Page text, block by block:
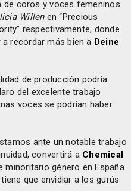
de coros y voces femeninos
Willenen “Precious
respectivamente, donde
recordar más bien a Deine
de producción podría
del excelente trabajo
voces se podrían haber
ante un notable trabajo
convertirá a Chemical
género en España
que envidiar a los gurús